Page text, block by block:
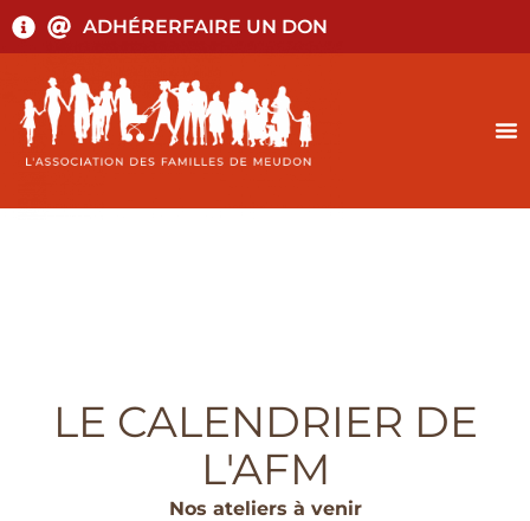
ADHÉRERFAIRE UN DON
LE CALENDRIER DE
L'AFM
Nos ateliers à venir